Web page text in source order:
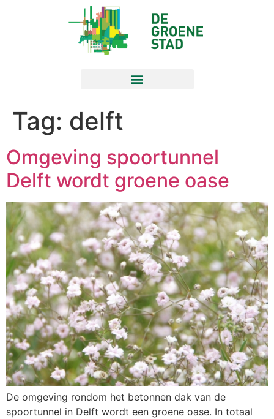
Tag: delft
Omgeving spoortunnel
Delft wordt groene oase
De omgeving rondom het betonnen dak van de
spoortunnel in Delft wordt een groene oase. In totaal